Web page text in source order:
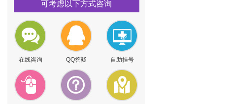
可考虑以下方式咨询
在线咨询 QQ答疑 自助挂号